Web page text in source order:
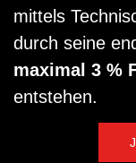
mittels
durch seine
maximal 3 %
entstehen.